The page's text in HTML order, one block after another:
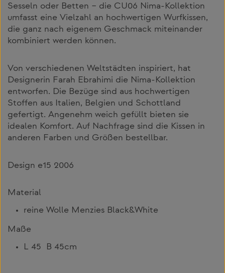
Sesseln oder Betten – die CU06 Nima-Kollektion
umfasst eine Vielzahl an hochwertigen Wurfkissen,
die ganz nach eigenem Geschmack miteinander
kombiniert werden können.
Von verschiedenen Weltstädten inspiriert, hat
Designerin Farah Ebrahimi die Nima-Kollektion
entworfen. Die Bezüge sind aus hochwertigen
Stoffen aus Italien, Belgien und Schottland
gefertigt. Angenehm weich gefüllt bieten sie
idealen Komfort. Auf Nachfrage sind die Kissen in
anderen Farben und Größen bestellbar.
Design e15 2006
Material
reine Wolle Menzies Black&White
Maße
L 45 B 45cm